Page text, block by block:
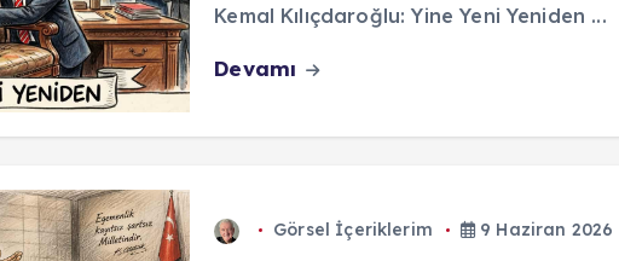
Kemal Kılıçdaroğlu: Yine Yeni Yeniden ...
Devamı
Görsel İçeriklerim 9 Haziran 2026